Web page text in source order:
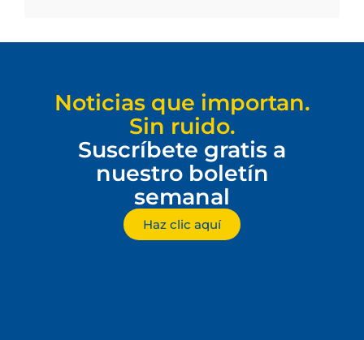
Noticias que importan.
Sin ruido.
Suscríbete gratis a
nuestro boletín
semanal
Haz clic aquí